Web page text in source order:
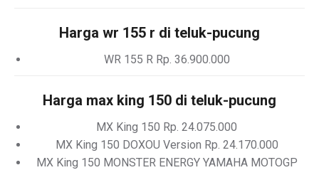
Harga wr 155 r di teluk-pucung
WR 155 R Rp. 36.900.000
Harga max king 150 di teluk-pucung
MX King 150 Rp. 24.075.000
MX King 150 DOXOU Version Rp. 24.170.000
MX King 150 MONSTER ENERGY YAMAHA MOTOGP